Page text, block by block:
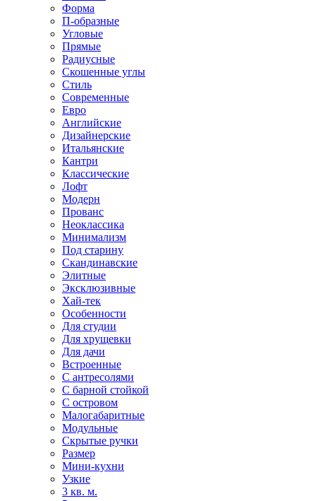
Форма
П-образные
Угловые
Прямые
Радиусные
Скошенные углы
Стиль
Современные
Евро
Английские
Дизайнерские
Итальянские
Кантри
Классические
Лофт
Модерн
Прованс
Неоклассика
Минимализм
Под старину
Скандинавские
Элитные
Эксклюзивные
Хай-тек
Особенности
Для студии
Для хрущевки
Для дачи
Встроенные
С антресолями
С барной стойкой
С островом
Малогабаритные
Модульные
Скрытые ручки
Размер
Мини-кухни
Узкие
3 кв. м.